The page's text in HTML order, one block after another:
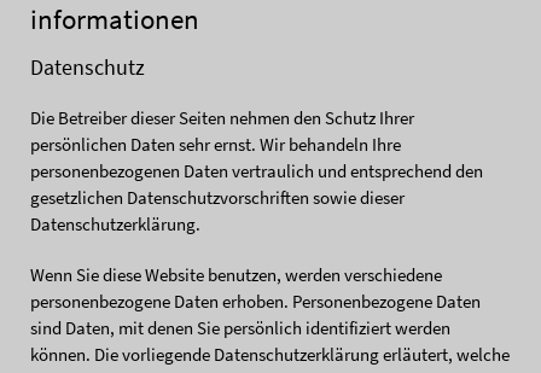
informationen
Datenschutz
Die Betreiber dieser Seiten nehmen den Schutz Ihrer
persönlichen Daten sehr ernst. Wir behandeln Ihre
personenbezogenen Daten vertraulich und entsprechend den
gesetzlichen Datenschutzvorschriften sowie dieser
Datenschutzerklärung.
Wenn Sie diese Website benutzen, werden verschiedene
personenbezogene Daten erhoben. Personenbezogene Daten
sind Daten, mit denen Sie persönlich identifiziert werden
können. Die vorliegende Datenschutzerklärung erläutert, welche